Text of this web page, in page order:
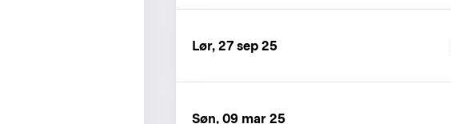
Lør, 27 sep 25
Søn, 09 mar 25